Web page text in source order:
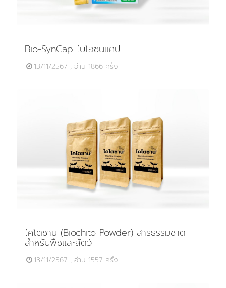
Bio-SynCap ไบโอซินแคป
13/11/2567 , อ่าน 1866 ครั้ง
ไคโตซาน (Biochito-Powder) สารธรรมชาติ
สำหรับพืชและสัตว์
13/11/2567 , อ่าน 1557 ครั้ง